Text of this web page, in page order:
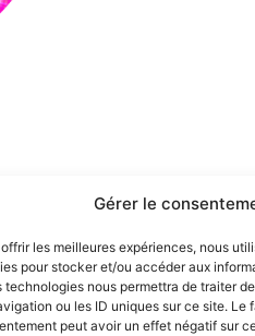
Gérer le
offrir les meilleures expériences, nous
pour stocker et/ou accéder aux
technologies nous permettra de traiter
ou les ID uniques sur ce site. Le
peut avoir un effet négatif sur